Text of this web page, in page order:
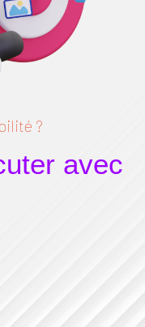
?
avec